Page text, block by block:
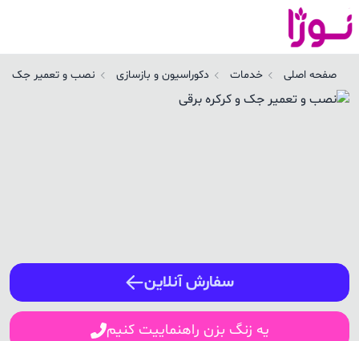
صفحه اصلی خدمات دکوراسیون و بازسازی نصب و تعمیر جک و
سفارش آنلاین
یه زنگ بزن راهنماییت کنیم